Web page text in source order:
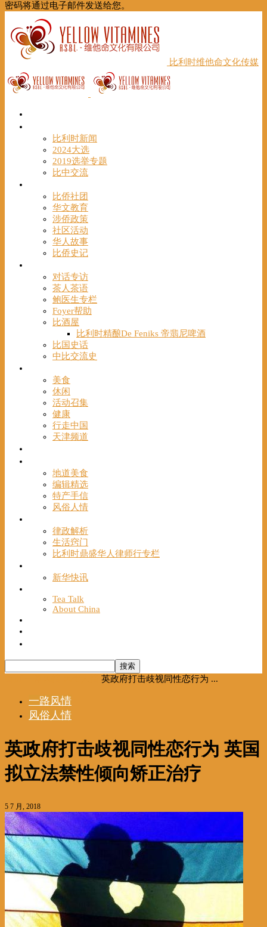
密码将通过电子邮件发送给您。
比利时维他命文化传媒
比利时新闻
2024大选
2019选举专题
比中交流
比侨社团
华文教育
涉侨政策
社区活动
华人故事
比侨史记
对话专访
茶人茶语
鲍医生专栏
Foyer帮助
比酒屋
比利时精酿De Feniks 帝翡尼啤酒
比国史话
中比交流史
美食
休闲
活动召集
健康
行走中国
天津频道
地道美食
编辑精选
特产手信
风俗人情
律政解析
生活窍门
比利时鼎盛华人律师行专栏
新华快讯
Tea Talk
About China
英政府打击歧视同性恋行为 ...
一路风情
风俗人情
英政府打击歧视同性恋行为 英国
拟立法禁性倾向矫正治疗
5 7 月, 2018